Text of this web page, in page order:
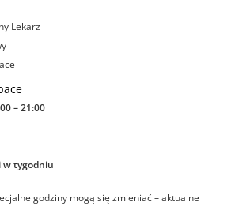
Lekarz
– 21:00
w tygodniu
godziny mogą się zmieniać – aktualne